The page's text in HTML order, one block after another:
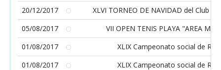
20/12/2017
XLVI TORNEO DE NAVIDAD del Club
05/08/2017
VII OPEN TENIS PLAYA "AREA
01/08/2017
XLIX Campeonato social de
01/08/2017
XLIX Campeonato social de